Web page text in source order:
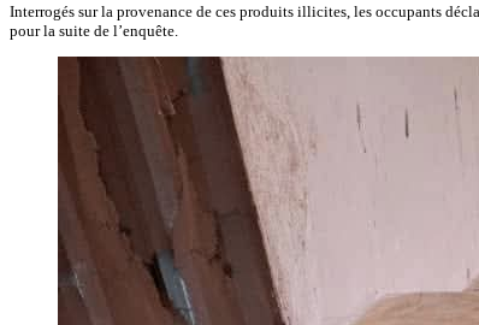
Interrogés sur la provenance de ces produits illicites, les occupants
pour la suite de l’enquête.